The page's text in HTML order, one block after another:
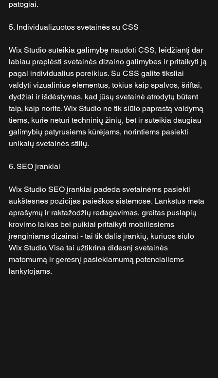
patogiai.
5. Individualizuotos svetainės su CSS
Wix Studio suteikia galimybę naudoti CSS, leidžiantį dar
labiau praplėsti svetainės dizaino galimybes ir pritaikyti ją
pagal individualius poreikius. Su CSS galite tiksliai
valdyti vizualinius elementus, tokius kaip spalvos, šriftai,
dydžiai ir išdėstymas, kad jūsų svetainė atrodytų būtent
taip, kaip norite. Wix Studio ne tik siūlo paprastą valdymą
tiems, kurie neturi techninių žinių, bet ir suteikia daugiau
galimybių patyrusiems kūrėjams, norintiems pasiekti
unikalų svetainės stilių.
6. SEO įrankiai
Wix Studio SEO įrankiai padeda svetainėms pasiekti
aukštesnes pozicijas paieškos sistemose. Lankstus meta
aprašymų ir raktažodžių redagavimas, greitas puslapių
krovimo laikas bei puikiai pritaikyti mobiliesiems
įrenginiams dizainai - tai tik dalis įrankių, kuriuos siūlo
Wix Studio. Visa tai užtikrina didesnį svetainės
matomumą ir geresnį pasiekiamumą potencialiems
lankytojams.